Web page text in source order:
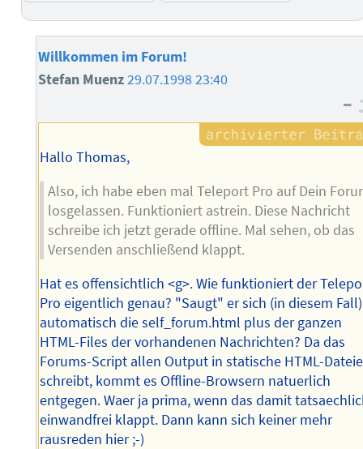
Willkommen im Forum!
Stefan Muenz29.07.1998 23:40
–
Hallo Thomas,
Also, ich habe eben mal Teleport Pro auf Dein
losgelassen. Funktioniert astrein. Diese Nachricht
schreibe ich jetzt gerade offline. Mal sehen, ob das
Versenden anschließend klappt.
Hat es offensichtlich <g>. Wie funktioniert der
Pro eigentlich genau? "Saugt" er sich (in diesem Fall)
automatisch die self_forum.html plus der ganzen
HTML-Files der vorhandenen Nachrichten? Da das
Forums-Script allen Output in statische HTML-
schreibt, kommt es Offline-Browsern natuerlich
entgegen. Waer ja prima, wenn das damit
einwandfrei klappt. Dann kann sich keiner mehr
rausreden hier ;-)